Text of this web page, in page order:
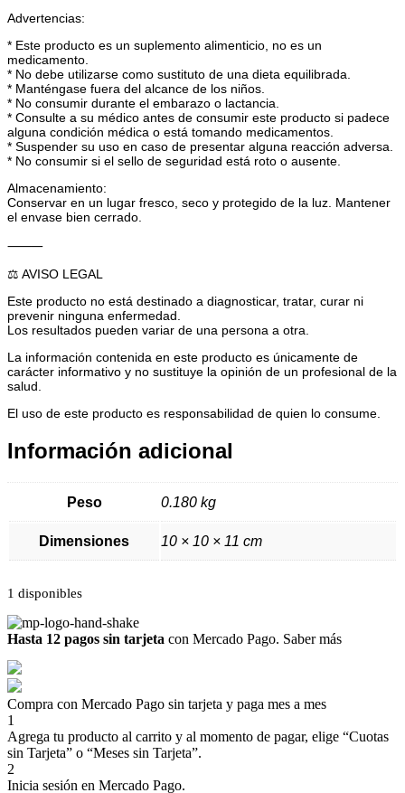
Advertencias:
* Este producto es un suplemento alimenticio, no es un
medicamento.
* No debe utilizarse como sustituto de una dieta equilibrada.
* Manténgase fuera del alcance de los niños.
* No consumir durante el embarazo o lactancia.
* Consulte a su médico antes de consumir este producto si padece
alguna condición médica o está tomando medicamentos.
* Suspender su uso en caso de presentar alguna reacción adversa.
* No consumir si el sello de seguridad está roto o ausente.
Almacenamiento:
Conservar en un lugar fresco, seco y protegido de la luz. Mantener
el envase bien cerrado.
⸻
⚖️ AVISO LEGAL
Este producto no está destinado a diagnosticar, tratar, curar ni
prevenir ninguna enfermedad.
Los resultados pueden variar de una persona a otra.
La información contenida en este producto es únicamente de
carácter informativo y no sustituye la opinión de un profesional de la
salud.
El uso de este producto es responsabilidad de quien lo consume.
Información adicional
Peso 0.180 kg
Dimensiones 10 × 10 × 11 cm
1 disponibles
Hasta 12 pagos sin tarjeta con Mercado Pago. Saber más
Compra con Mercado Pago sin tarjeta y paga mes a mes
1
Agrega tu producto al carrito y al momento de pagar, elige “Cuotas
sin Tarjeta” o “Meses sin Tarjeta”.
2
Inicia sesión en Mercado Pago.